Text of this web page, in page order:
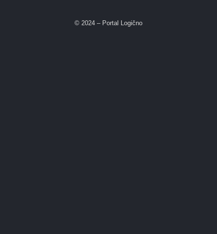
© 2024 – Portal Logično